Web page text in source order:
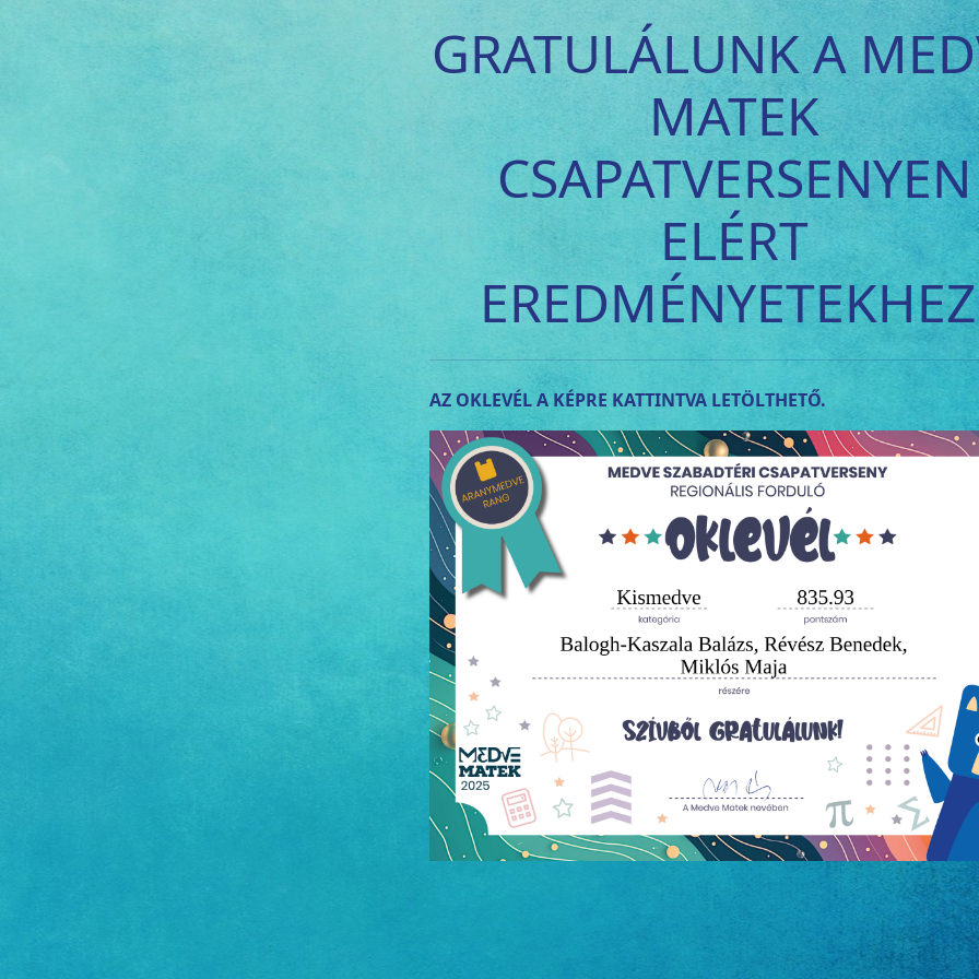
GRATULÁLUNK A
MATEK
CSAPATVERSENYEN
ELÉRT
AZ OKLEVÉL A KÉPRE KATTINTVA LETÖLTHETŐ.